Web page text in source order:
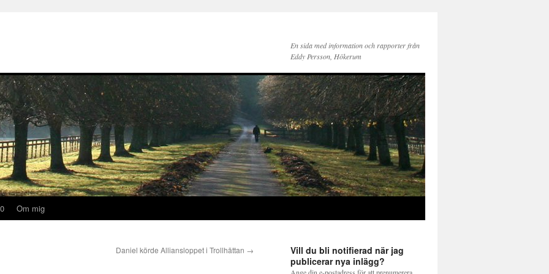
En sida med information och rapporter från
Eddy Persson, Hökerum
Om mig
Daniel körde Alliansloppet i Trollhättan →
Vill du bli notifierad när jag
publicerar nya inlägg?